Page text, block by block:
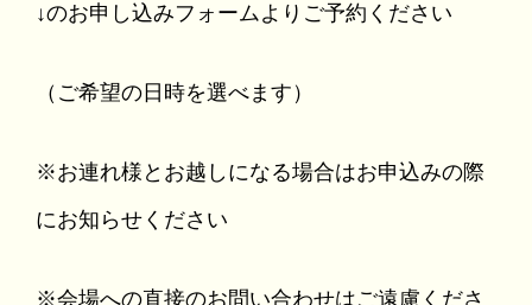
↓のお申し込みフォームよりご予約ください
（ご希望の日時を選べます）
※お連れ様とお越しになる場合はお申込みの際
にお知らせください
※会場への直接のお問い合わせはご遠慮くださ